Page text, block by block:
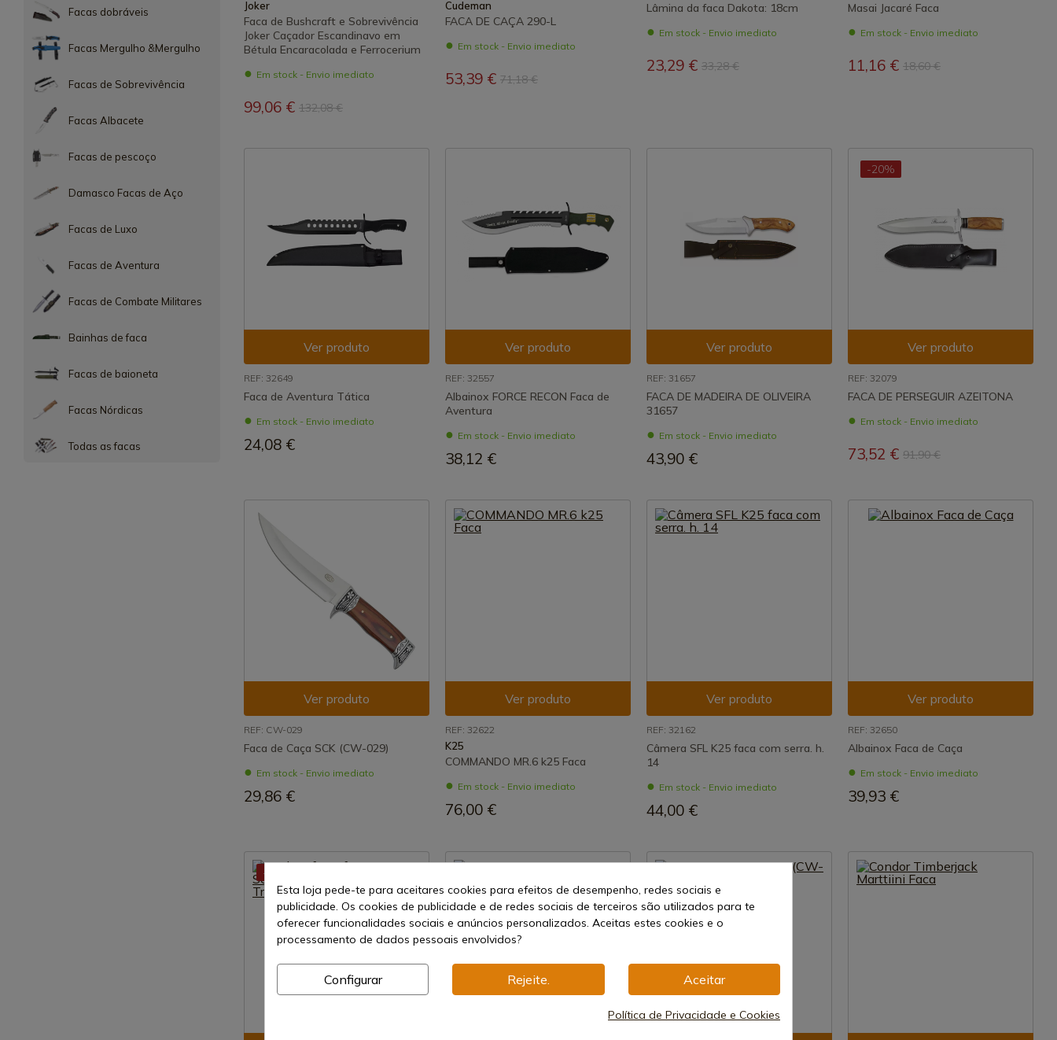
Facas dobráveis
Facas Mergulho &Mergulho
Facas de Sobrevivência
Facas Albacete
Facas de pescoço
Damasco Facas de Aço
Facas de Luxo
Facas de Aventura
Facas de Combate Militares
Bainhas de faca
Facas de baioneta
Facas Nórdicas
Todas as facas
Joker
Faca de Bushcraft e Sobrevivência
Joker Caçador Escandinavo em
Bétula Encaracolada e Ferrocerium
Em stock - Envio imediato
99,06 € 132,08 €
Cudeman
FACA DE CAÇA 290-L
Em stock - Envio imediato
53,39 € 71,18 €
Lâmina da faca Dakota: 18cm
Em stock - Envio imediato
23,29 € 33,28 €
Masai Jacaré Faca
Em stock - Envio imediato
11,16 € 18,60 €
Ver produto
REF: 32649
Faca de Aventura Tática
Em stock - Envio imediato
24,08 €
Ver produto
REF: 32557
Albainox FORCE RECON Faca de
Aventura
Em stock - Envio imediato
38,12 €
Ver produto
REF: 31657
FACA DE MADEIRA DE OLIVEIRA
31657
Em stock - Envio imediato
43,90 €
-20%
Ver produto
REF: 32079
FACA DE PERSEGUIR AZEITONA
Em stock - Envio imediato
73,52 € 91,90 €
Ver produto
REF: CW-029
Faca de Caça SCK (CW-029)
Em stock - Envio imediato
29,86 €
Ver produto
REF: 32622
K25
COMMANDO MR.6 k25 Faca
Em stock - Envio imediato
76,00 €
Ver produto
REF: 32162
Câmera SFL K25 faca com serra. h.
14
Em stock - Envio imediato
44,00 €
Ver produto
REF: 32650
Albainox Faca de Caça
Em stock - Envio imediato
39,93 €
-10%
Esta loja pede-te para aceitares cookies para efeitos de desempenho, redes sociais e
publicidade. Os cookies de publicidade e de redes sociais de terceiros são utilizados para te
oferecer funcionalidades sociais e anúncios personalizados. Aceitas estes cookies e o
processamento de dados pessoais envolvidos?
Configurar Rejeite. Aceitar
Política de Privacidade e Cookies